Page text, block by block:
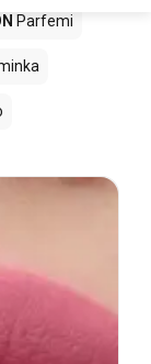
Parfemi